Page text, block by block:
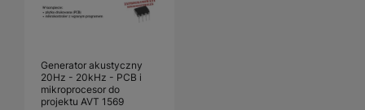
Generator akustyczny
20Hz - 20kHz - PCB i
mikroprocesor do
projektu AVT 1569